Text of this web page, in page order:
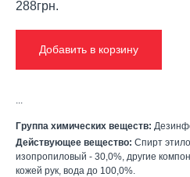
288грн.
Добавить в корзину
...
Группа химических веществ:
Действующее вещество: Спирт
изопропиловый - 30,0%, другие
кожей рук, вода до 100,0%.